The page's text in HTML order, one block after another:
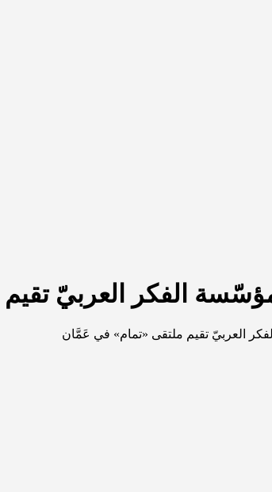
مؤسّسة الفكر العربيّ
العربيّ تقيم ملتقى «تمام» في عَمَّان